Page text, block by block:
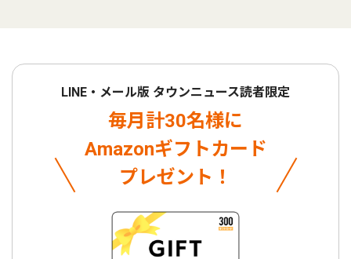
LINE・メール版 タウンニュース読者限定
毎月計30名様に
Amazonギフトカード
プレゼント！